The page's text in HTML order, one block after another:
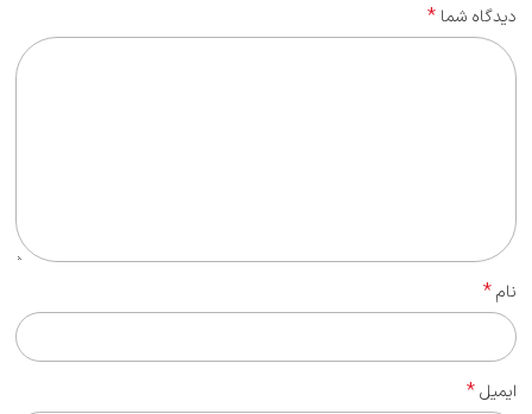
دیدگاه شما *
نام*
ایمیل*